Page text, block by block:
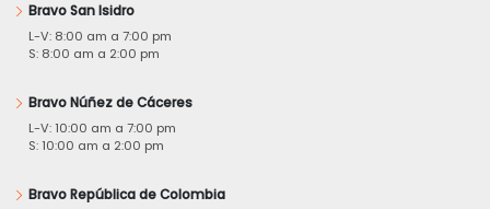
Bravo San Isidro
L-V: 8:00 am a 7:00 pm
S: 8:00 am a 2:00 pm
Bravo Núñez de Cáceres
L-V: 10:00 am a 7:00 pm
S: 10:00 am a 2:00 pm
Bravo República de Colombia